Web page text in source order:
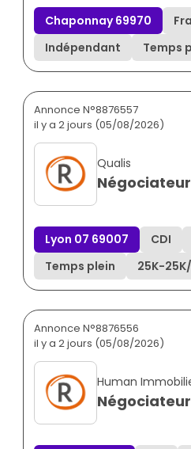
Chaponnay 69970
Indépendant
Temps
Annonce N°8876557
il y a 2 jours (05/08/2026)
Qualis
Lyon 07 69007 CDI
Temps plein
25K-25K
Annonce N°8876556
il y a 2 jours (05/08/2026)
Human